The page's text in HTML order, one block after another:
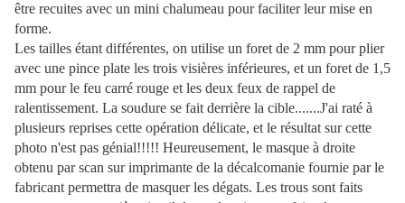
être recuites avec un mini chalumeau pour faciliter leur mise en
forme.
Les tailles étant différentes, on utilise un foret de 2 mm pour plier
avec une pince plate les trois visières inférieures, et un foret de 1,5
mm pour le feu carré rouge et les deux feux de rappel de
ralentissement. La soudure se fait derrière la cible.......J'ai raté à
plusieurs reprises cette opération délicate, et le résultat sur cette
photo n'est pas génial!!!!! Heureusement, le masque à droite
obtenu par scan sur imprimante de la décalcomanie fournie par le
fabricant permettra de masquer les dégats. Les trous sont faits